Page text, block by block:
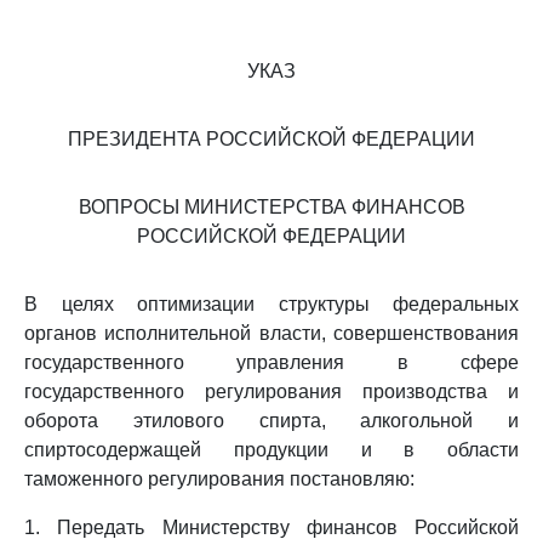
УКАЗ
ПРЕЗИДЕНТА РОССИЙСКОЙ ФЕДЕРАЦИИ
ВОПРОСЫ МИНИСТЕРСТВА ФИНАНСОВ
РОССИЙСКОЙ ФЕДЕРАЦИИ
В целях оптимизации структуры федеральных
органов исполнительной власти, совершенствования
государственного управления в сфере
государственного регулирования производства и
оборота этилового спирта, алкогольной и
спиртосодержащей продукции и в области
таможенного регулирования постановляю:
1. Передать Министерству финансов Российской